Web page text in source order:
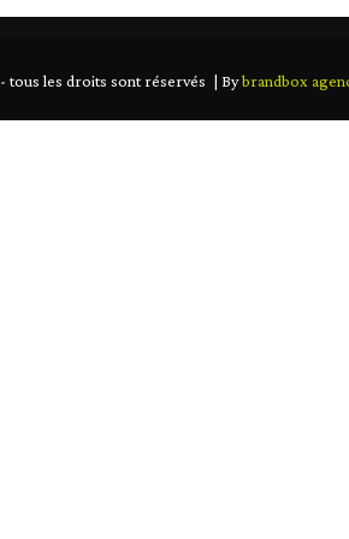
- tous les droits sont réservés | Bybrandbox